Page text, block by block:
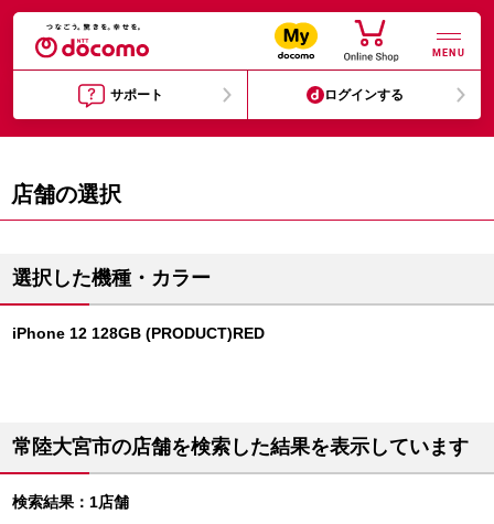
MENU
サポート ログインする
店舗の選択
選択した機種・カラー
iPhone 12 128GB (PRODUCT)RED
常陸大宮市の店舗を検索した結果を表示しています
検索結果：1店舗